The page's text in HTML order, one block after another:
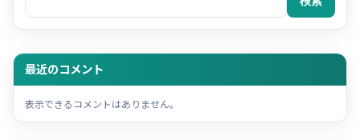
最近のコメント
表示できるコメントはありません。